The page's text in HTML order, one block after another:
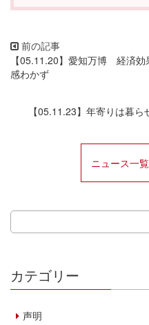
【05.11.20】愛知万博 経済
感わかず
【05.11.23】年寄りは暮
ニュース一
カテゴリー
声明